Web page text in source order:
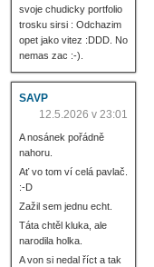
svoje chudicky portfolio
trosku sirsi : Odchazim
opet jako vitez :DDD. No
nemas zac :-).
SAVP
12.5.2026 v 23:01
A nosánek pořádně
nahoru.
Ať vo tom ví celá pavlač.
:-D
Zažil sem jednu echt.
Táta chtěl kluka, ale
narodila holka.
A von si nedal říct a tak